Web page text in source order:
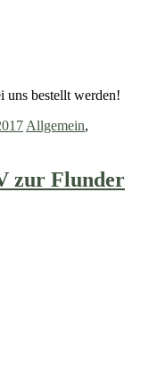
uns bestellt werden!
Allgemein,
zur Flunder